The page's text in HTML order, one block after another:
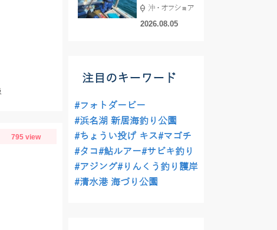
795 view
ラゴン登場！
沖・オフショア
2026.08.05
注目のキーワード
#フォトダービー
#浜名湖 新居海釣り公園
#ちょうい投げ キス#マゴチ
#タコ#鮎ルアー#サビキ釣り
#アジング#りんくう釣り護岸
#清水港 海づり公園